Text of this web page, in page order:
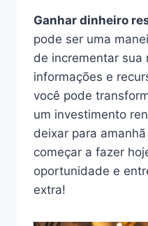
Ganhar dinheiro
pode ser uma
de incrementar sua
informações e
você pode
um investimento
deixar para
começar a fazer
oportunidade e
extra!